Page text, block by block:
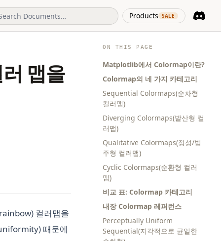
Products SALE
(opens in
ON THIS PAGE
Matplotlib에서 Colormap이란?
Colormap의 네 가지 카테고리
Sequential Colormaps(순차형
컬러맵)
Diverging Colormaps(발산형 컬
러맵)
Qualitative Colormaps(정성/범
주형 컬러맵)
Cyclic Colormaps(순환형 컬러
맵)
비교 표: Colormap 카테고리
내장 Colormap 레퍼런스
Perceptually Uniform
Sequential(지각적으로 균일한
맵을
컬러맵을
때문에